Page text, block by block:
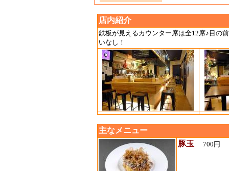
店内紹介
鉄板が見えるカウンター席は全12席♪目の
いなし！
主なメニュー
豚玉
700円